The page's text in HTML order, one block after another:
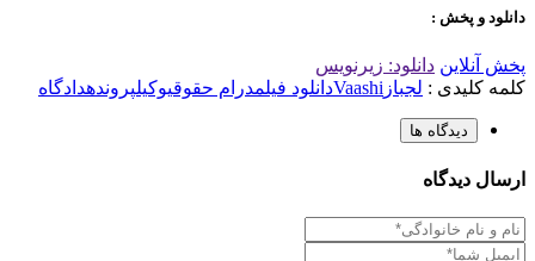
دانلود و پخش :
پخش آنلاین دانلود: زیرنویس
کلمه کلیدی : لجباز Vaashiدانلود فیلمدرام حقوقیوکیلپروندهدادگاه
دیدگاه ها
ارسال دیدگاه